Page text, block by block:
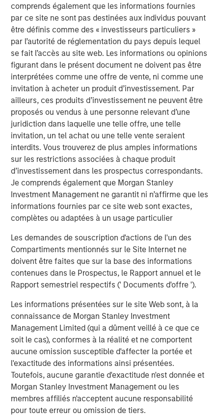
comprends également que les informations fournies
par ce site ne sont pas destinées aux individus pouvant
être définis comme des « investisseurs particuliers »
par l’autorité de réglementation du pays depuis lequel
se fait l’accès au site web. Les informations ou opinions
figurant dans le présent document ne doivent pas être
interprétées comme une offre de vente, ni comme une
invitation à acheter un produit d’investissement. Par
ailleurs, ces produits d’investissement ne peuvent être
proposés ou vendus à une personne relevant d’une
juridiction dans laquelle une telle offre, une telle
invitation, un tel achat ou une telle vente seraient
interdits. Vous trouverez de plus amples informations
sur les restrictions associées à chaque produit
d’investissement dans les prospectus correspondants.
Je comprends également que Morgan Stanley
Investment Management ne garantit ni n’affirme que les
informations fournies par ce site web sont exactes,
complètes ou adaptées à un usage particulier
Les demandes de souscription d'actions de l'un des
Compartiments mentionnés sur le Site Internet ne
doivent être faites que sur la base des informations
contenues dans le Prospectus, le Rapport annuel et le
Rapport semestriel respectifs (' Documents d'offre ').
Les informations présentées sur le site Web sont, à la
connaissance de Morgan Stanley Investment
Management Limited (qui a dûment veillé à ce que ce
soit le cas), conformes à la réalité et ne comportent
aucune omission susceptible d'affecter la portée et
l'exactitude des informations ainsi présentées.
Toutefois, aucune garantie d'exactitude n'est donnée et
Morgan Stanley Investment Management ou les
membres affiliés n'acceptent aucune responsabilité
pour toute erreur ou omission de tiers.
TALES FROM THE EMERGING WORLD
Terms of Trade: The Quiet Tailwind Behind
Emerging Market’s Comeback
TALES FROM THE EMERGING WORLD
The Water Constraint
Analyses mises en avant
ARTICLE
The MSIM Quantitative Duration
Strategy Model: A Factor-Based
Approach to Managing Interest Rates
Anton Heese and Matas Vala explore the
Quantitative Duration Strategy Model, one of the
proprietary tools the team uses to enhance their
investment process, as it helps provide structure
and rigour with identifying and processing